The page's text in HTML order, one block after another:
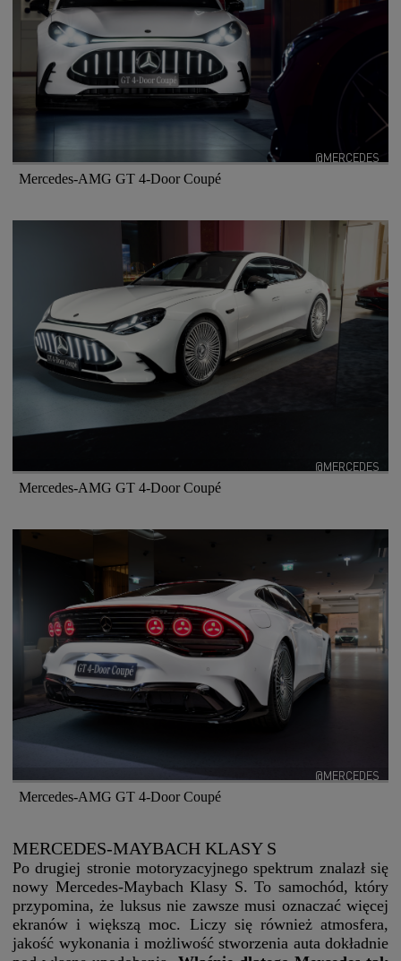
@MERCEDES
Mercedes-AMG GT 4-Door Coupé
@MERCEDES
Mercedes-AMG GT 4-Door Coupé
@MERCEDES
Mercedes-AMG GT 4-Door Coupé
MERCEDES-MAYBACH KLASY S
Po drugiej stronie motoryzacyjnego spektrum znalazł się
nowy Mercedes-Maybach Klasy S. To samochód, który
przypomina, że luksus nie zawsze musi oznaczać więcej
ekranów i większą moc. Liczy się również atmosfera,
jakość wykonania i możliwość stworzenia auta dokładnie